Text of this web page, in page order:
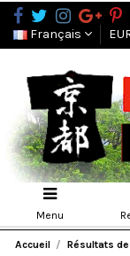
Français
Menu
Accueil Résultats